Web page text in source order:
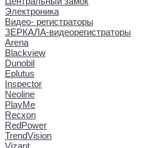
Электроника
Видео- регистраторы
ЗЕРКАЛА-видеорегистраторы
Arena
Blackview
Dunobil
Eplutus
Inspector
Neoline
PlayMe
Recxon
RedPower
TrendVision
Vizant